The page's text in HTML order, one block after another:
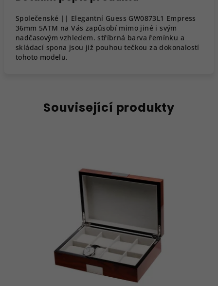
Společenské || Elegantní Guess GW0873L1 Empress
36mm 5ATM na Vás zapůsobí mimo jiné i svým
nadčasovým vzhledem. stříbrná barva řemínku a
skládací spona jsou již pouhou tečkou za dokonalostí
tohoto modelu.
Související produkty